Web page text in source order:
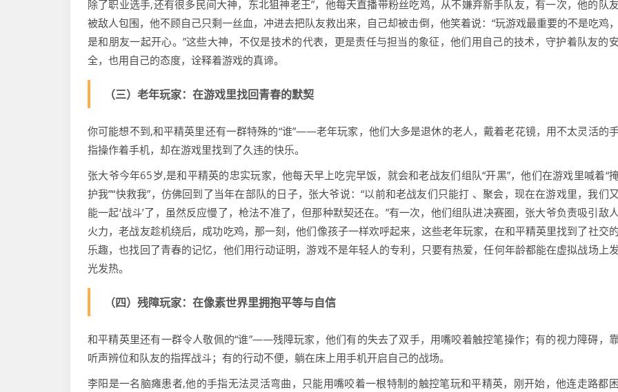
除了职业选手,还有很多民间大神，东北狙神老王”，他每天直播带粉丝吃鸡，从不嫌弃新手队友，有一次，他的队友
被敌人包围，他不顾自己只剩一丝血，冲进去把队友救出来，自己却被击倒，他笑着说：“玩游戏最重要的不是吃鸡，
是和朋友一起开心。”这些大神，不仅是技术的代表，更是责任与担当的象征，他们用自己的技术，守护着队友的安
全，也用自己的态度，诠释着游戏的真谛。
（三）老年玩家：在游戏里找回青春的默契
你可能想不到,和平精英里还有一群特殊的“谁”——老年玩家，他们大多是退休的老人，戴着老花镜，用不太灵活的
指操作着手机，却在游戏里找到了久违的快乐。
张大爷今年65岁,是和平精英的忠实玩家，他每天早上吃完早饭，就会和老战友们组队“开黑”，他们在游戏里喊着“
护我”“快救我”，仿佛回到了当年在部队的日子，张大爷说：“以前和老战友们只能打 、聚会，现在在游戏里，我们又
能一起‘战斗’了，虽然反应慢了，枪法不准了，但那种默契还在。”有一次，他们组队进决赛圈，张大爷负责吸引敌人
火力，老战友趁机绕后，成功吃鸡，那一刻，他们像孩子一样欢呼起来，这些老年玩家，在和平精英里找到了社交的
乐趣，也找回了青春的记忆，他们用行动证明，游戏不是年轻人的专利，只要有热爱，任何年龄都能在虚拟战场上发
光发热。
（四）残障玩家：在像素世界里拥抱平等与自信
和平精英里还有一群令人敬佩的“谁”——残障玩家，他们有的失去了双手，用嘴咬着触控笔操作；有的视力障碍，
听声辨位和队友的指挥战斗；有的行动不便，躺在床上用手机开启自己的战场。
李阳是一名脑瘫患者,他的手指无法灵活弯曲，只能用嘴咬着一根特制的触控笔玩和平精英，刚开始，他连走路都困